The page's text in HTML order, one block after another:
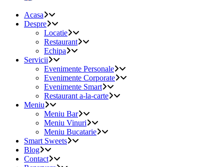
Acasa
Despre
Locatie
Restaurant
Echipa
Servicii
Evenimente Personale
Evenimente Corporate
Evenimente Smart
Restaurant a-la-carte
Meniu
Meniu Bar
Meniu Vinuri
Meniu Bucatarie
Smart Sweets
Blog
Contact